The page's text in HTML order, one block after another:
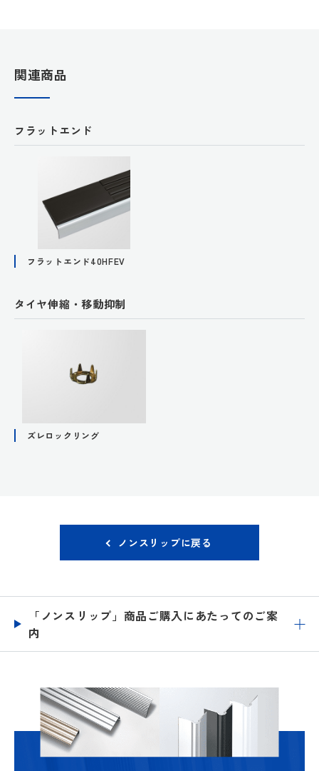
関連商品
フラットエンド
フラットエンド40HFEV
タイヤ伸縮・移動抑制
ズレロックリング
ノンスリップに戻る
「ノンスリップ」商品ご購入にあたってのご案
内